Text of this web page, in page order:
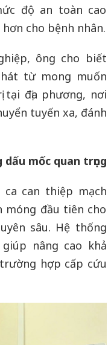
độ an toàn cao
cho bệnh nhân.
ông cho biết
từ mong muốn
tại địa phương, nơi
tuyến xa, đánh
mốc quan trọng
can thiệp mạch
móng đầu tiên cho
sâu. Hệ thống
nâng cao khả
hợp cấp cứu